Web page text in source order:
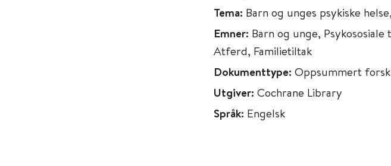
Tema: Barn og unges psykiske
Emner: Barn og unge,
Atferd, Familietiltak
Dokumenttype: Oppsummert
Utgiver: Cochrane Library
Språk: Engelsk